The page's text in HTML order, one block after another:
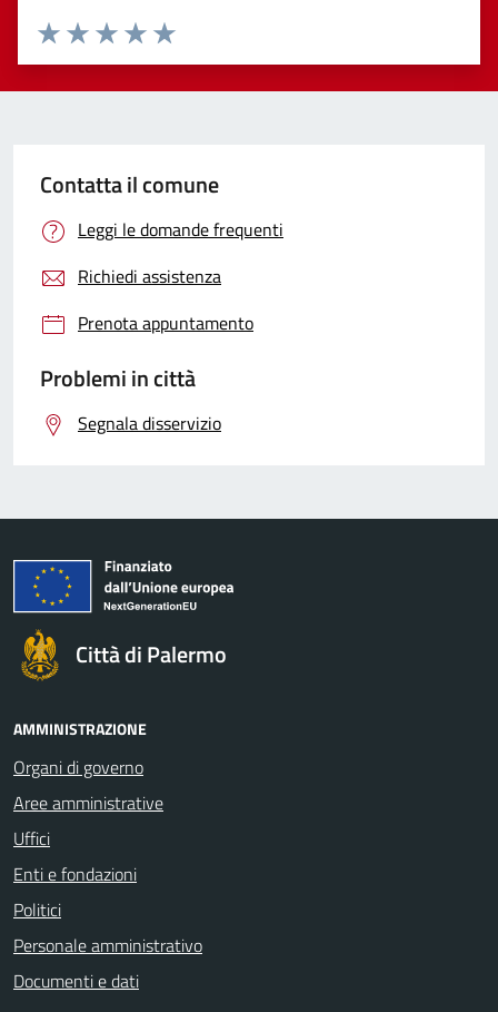
Valuta 5 stelle su 5
Valuta 4 stelle su 5
Valuta 3 stelle su 5
Valuta 2 stelle su 5
Valuta 1 stelle su 5
Contatta il comune
Leggi le domande frequenti
Richiedi assistenza
Prenota appuntamento
Problemi in città
Segnala disservizio
Città di Palermo
AMMINISTRAZIONE
Organi di governo
Aree amministrative
Uffici
Enti e fondazioni
Politici
Personale amministrativo
Documenti e dati